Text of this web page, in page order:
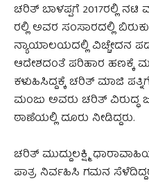
ಚರಿತ್ ಬಾಳಪ್ಪಗೆ 2017ರಲ್ಲಿ ನಟಿ
ರಲ್ಲಿ ಅವರ ಸಂಸಾರದಲ್ಲಿ
ನ್ಯಾಯಾಲಯದಲ್ಲಿ ವಿಚ್ಚೇದನ
ಆದೇಶದಂತೆ ಪರಿಹಾರ ಹಣಕ್ಕೆ
ಕಳುಹಿಸಿದ್ದಕ್ಕೆ ಚರಿತ್ ಮಾಜಿ
ಮಂಜು ಅವರು ಚರಿತ್ ವಿರುದ್ಧ
ಠಾಣೆಯಲ್ಲಿ ದೂರು ನೀಡಿದ್ದರು.
ಚರಿತ್ ಮುದ್ದುಲಕ್ಷ್ಮಿ
ಪಾತ್ರ ನಿರ್ವಹಿಸಿ ಗಮನ